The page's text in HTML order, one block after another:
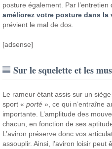
posture également. Par
améliorez votre posture dans la
prévient le mal de dos.
[adsense]
Sur le squelette et les
Le rameur étant assis sur un
sport «porté », ce qui n’entraîne
importante. L’amplitude des
chacun, en fonction de ses
L’aviron préserve donc vos
assouplir. Ainsi, l’aviron loisir peut